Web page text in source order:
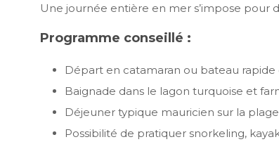
Une journée entière en mer s’impose pour
Programme conseillé :
Départ en catamaran ou bateau rapide
Baignade dans le lagon turquoise et
Déjeuner typique mauricien sur la
Possibilité de pratiquer snorkeling,